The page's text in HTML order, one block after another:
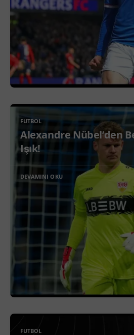
FUTBOL
Alexandre Nübel’den
Işık!
DEVAMINI OKU
FUTBOL